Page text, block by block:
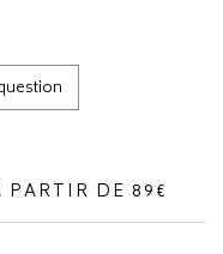
PARTIR DE 89€